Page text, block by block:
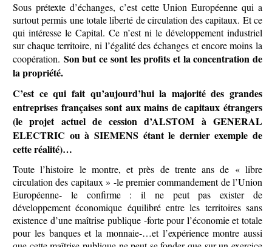
Sous prétexte d’échanges, c’est cette Union Européenne qui a
surtout permis une totale liberté de circulation des capitaux. Et ce
qui intéresse le Capital. Ce n’est ni le développement industriel
sur chaque territoire, ni l’égalité des échanges et encore moins la
coopération. Son but ce sont les profits et la concentration de
la propriété.
C’est ce qui fait qu’aujourd’hui la majorité des grandes
entreprises françaises sont aux mains de capitaux étrangers
(le projet actuel de cession d’ALSTOM à GENERAL
ELECTRIC ou à SIEMENS étant le dernier exemple de
cette réalité)…
Toute l’histoire le montre, et près de trente ans de « libre
circulation des capitaux » -le premier commandement de l’Union
Européenne- le confirme : il ne peut pas exister de
développement économique équilibré entre les territoires sans
existence d’une maîtrise publique -forte pour l’économie et totale
pour les banques et la monnaie-…et l’expérience montre aussi